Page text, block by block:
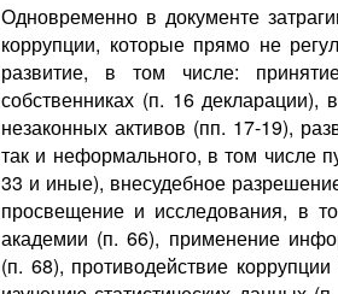
Одновременно в документе
коррупции, которые прямо не
развитие, в том числе:
собственниках (п. 16
незаконных активов (пп. 17-19),
так и неформального, в том числе
33 и иные), внесудебное
просвещение и исследования, в
академии (п. 66), применение
(п. 68), противодействие